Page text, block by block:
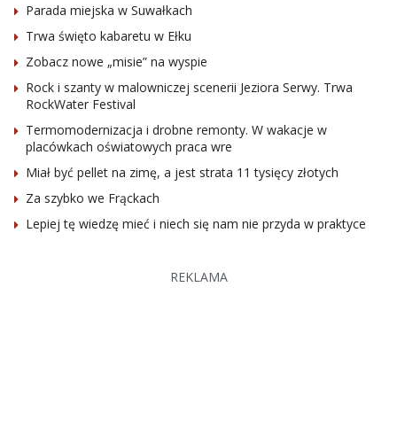
Parada miejska w Suwałkach
Trwa święto kabaretu w Ełku
Zobacz nowe „misie” na wyspie
Rock i szanty w malowniczej scenerii Jeziora Serwy. Trwa
RockWater Festival
Termomodernizacja i drobne remonty. W wakacje w
placówkach oświatowych praca wre
Miał być pellet na zimę, a jest strata 11 tysięcy złotych
Za szybko we Frąckach
Lepiej tę wiedzę mieć i niech się nam nie przyda w praktyce
REKLAMA